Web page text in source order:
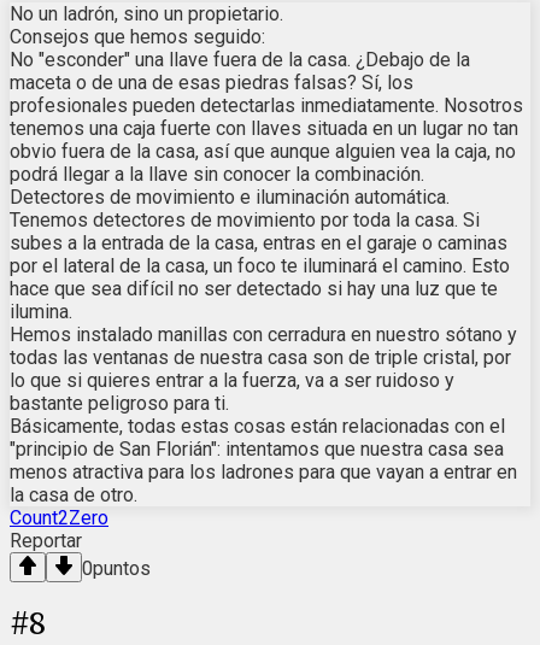
No un ladrón, sino un propietario.
Consejos que hemos seguido:
No "esconder" una llave fuera de la casa. ¿Debajo de la
maceta o de una de esas piedras falsas? Sí, los
profesionales pueden detectarlas inmediatamente. Nosotros
tenemos una caja fuerte con llaves situada en un lugar no tan
obvio fuera de la casa, así que aunque alguien vea la caja, no
podrá llegar a la llave sin conocer la combinación.
Detectores de movimiento e iluminación automática.
Tenemos detectores de movimiento por toda la casa. Si
subes a la entrada de la casa, entras en el garaje o caminas
por el lateral de la casa, un foco te iluminará el camino. Esto
hace que sea difícil no ser detectado si hay una luz que te
ilumina.
Hemos instalado manillas con cerradura en nuestro sótano y
todas las ventanas de nuestra casa son de triple cristal, por
lo que si quieres entrar a la fuerza, va a ser ruidoso y
bastante peligroso para ti.
Básicamente, todas estas cosas están relacionadas con el
"principio de San Florián": intentamos que nuestra casa sea
menos atractiva para los ladrones para que vayan a entrar en
la casa de otro.
Count2Zero
Reportar
0puntos
#8